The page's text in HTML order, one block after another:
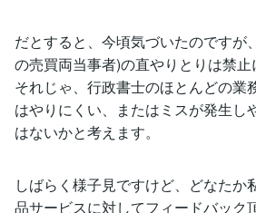
だとすると、今頃気づいたのですが
の売買両当事者)の直やりとりは禁
それじゃ、行政書士のほとんどの業
はやりにくい、またはミスが発生し
はないかと考えます。
しばらく様子見ですけど、どなたか
品サービスに対してフィードバック